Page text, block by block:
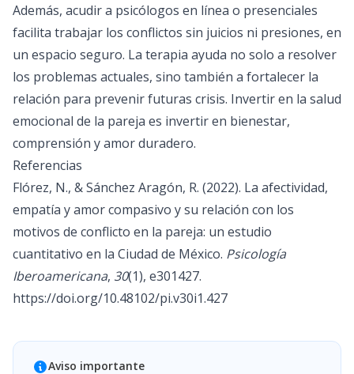
Además, acudir a psicólogos en línea o presenciales
facilita trabajar los conflictos sin juicios ni presiones, en
un espacio seguro. La terapia ayuda no solo a resolver
los problemas actuales, sino también a fortalecer la
relación para prevenir futuras crisis. Invertir en la salud
emocional de la pareja es invertir en bienestar,
comprensión y amor duradero.
Referencias
Flórez, N., & Sánchez Aragón, R. (2022). La afectividad,
empatía y amor compasivo y su relación con los
motivos de conflicto en la pareja: un estudio
cuantitativo en la Ciudad de México. Psicología
Iberoamericana, 30(1), e301427.
https://doi.org/10.48102/pi.v30i1.427
Aviso importante